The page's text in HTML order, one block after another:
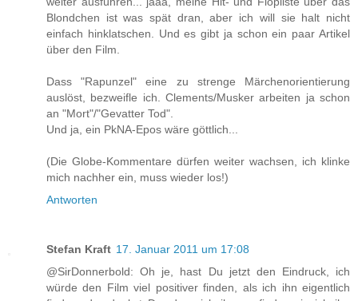
Blondchen ist was spät dran, aber ich will sie halt nicht
einfach hinklatschen. Und es gibt ja schon ein paar Artikel
über den Film.
Dass "Rapunzel" eine zu strenge Märchenorientierung
auslöst, bezweifle ich. Clements/Musker arbeiten ja schon
an "Mort"/"Gevatter Tod".
Und ja, ein PkNA-Epos wäre göttlich...
(Die Globe-Kommentare dürfen weiter wachsen, ich klinke
mich nachher ein, muss wieder los!)
Antworten
Stefan Kraft 17. Januar 2011 um 17:08
@SirDonnerbold: Oh je, hast Du jetzt den Eindruck, ich
würde den Film viel positiver finden, als ich ihn eigentlich